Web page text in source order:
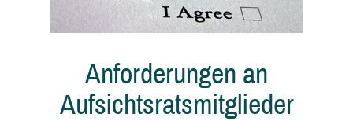
Anforderungen an
Aufsichtsratsmitglieder